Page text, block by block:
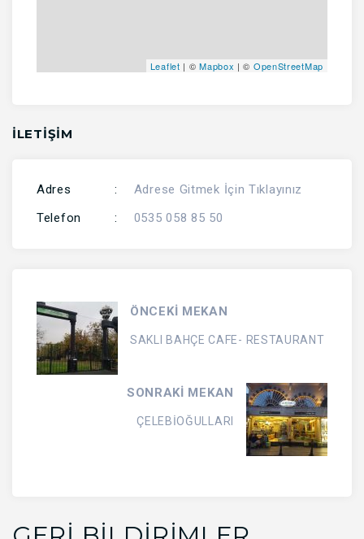
Leaflet | ©Mapbox | © OpenStreetMap
İLETİŞİM
Adres :
Adrese Gitmek İçin Tıklayınız
Telefon
: 0535 058 85 50
ÖNCEKİ MEKAN
SAKLI BAHÇE CAFE- RESTAURANT
SONRAKİ MEKAN
ÇELEBİOĞULLARI